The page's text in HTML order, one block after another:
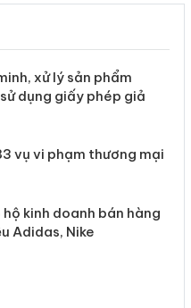
minh, xử lý sản phẩm
x3 sử dụng giấy phép
7